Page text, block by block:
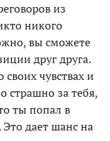
из
никого
вы сможете
друг друга.
своих чувствах и
страшно за тебя,
ты попал в
дает шанс на